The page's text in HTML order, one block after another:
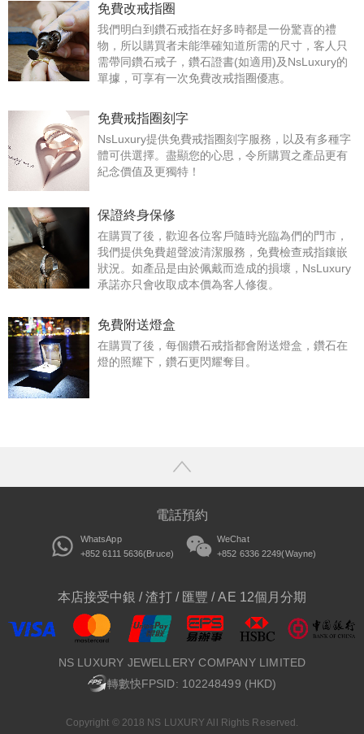
免費改戒指圈
我們明白到鑽石戒指在好多時都是一份驚喜的禮
物，所以購買者未能準確知道所需的尺寸，客人只
需帶同鑽石戒子，鑽石證書(如適用)及NsLuxury的
單據，可享有一次免費改戒指圈優惠。
免費戒指圈刻字
NsLuxury提供免費戒指圈刻字服務，以及有多種字
體可供選擇。盡顯您的心思，令所購買之產品更有
紀念價值及更獨特！
保證終身保修
在購買了後，歡迎各位客戶隨時光臨為們的門市，
我們提供免費超聲波清潔服務，免費檢查戒指鑲嵌
狀況。如產品是由於佩戴而造成的損壞，NsLuxury
承諾亦只會收取成本價為客人修復。
免費附送燈盒
在購買了後，每個鑽石戒指都會附送燈盒，鑽石在
燈的照耀下，鑽石更閃耀奪目。
電話預約
WhatsApp
+852 6111 5636(Bruce)
WeChat
+852 6336 2249(Wayne)
本店接受中銀 / 渣打 / 匯豐 / AE 12個月分期
NS LUXURY JEWELLERY COMPANY LIMITED
轉數快FPSID: 102248499 (HKD)
Copyright © 2018 NS LUXURY All Rights Reserved.